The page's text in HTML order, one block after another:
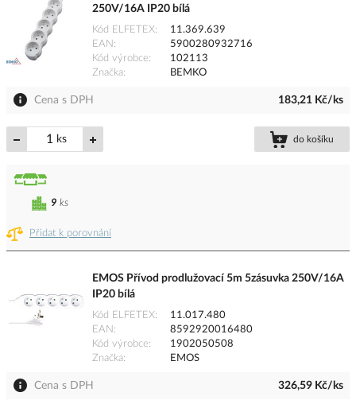
250V/16A IP20 bílá
Kód ELFETEX
11.369.639
EAN
5900280932716
Kód výrobce
102113
Značka
BEMKO
Cena s DPH 183,21 Kč/ks
ks do košíku
Přidat k porovnání
9 ks
EMOS Přívod prodlužovací 5m 5zásuvka 250V/16A
IP20 bílá
Kód ELFETEX
11.017.480
EAN
8592920016480
Kód výrobce
1902050508
Značka
EMOS
Cena s DPH 326,59 Kč/ks